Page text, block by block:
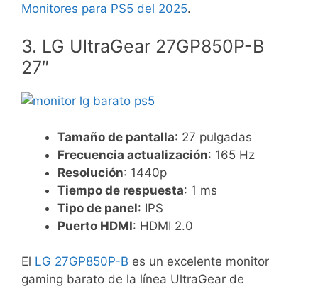
Monitores para PS5 del 2025.
3. LG UltraGear 27GP850P-B
27″
Tamaño de pantalla: 27 pulgadas
Frecuencia actualización: 165 Hz
Resolución: 1440p
Tiempo de respuesta: 1 ms
Tipo de panel: IPS
Puerto HDMI: HDMI 2.0
El LG 27GP850P-B es un excelente monitor
gaming barato de la línea UltraGear de